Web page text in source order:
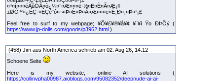
¤³¤ì¤«¤éÀûÓÃ¤ò¿¼¤¨¤Æ¤¤¤ë·½¤Ë¤È¤Ã¤Æ¡¢
±ØÒª²»¿ÉÇ·¤ÊÇéˆó¤¬¤Þ¤È¤Þ¤Ã¤Æ¤¤¤ë¤È¸Ð¤¸¤Þ¤¹¡£
Feel free to surf to my webpage; ¥Õ¥£¥®¥å¥¢ ¥¨¥í Ÿo ÐÞÕý (
https://www.jp-dolls.com/goods/p3962.html )
(458) Jim aus North America schrieb am 02. Aug 26, 14:12
Schoene Seite
Here is my website; online AI solutions (
https://collinvpha00987.aioblogs.com/95082352/deepnude-ai-ai-